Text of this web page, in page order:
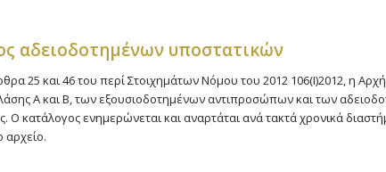
αδειοδοτημένων υποστατικών
25 και 46 του περί Στοιχημάτων Νόμου του 2012 106(Ι)2012, η
Α και Β, των εξουσιοδοτημένων αντιπροσώπων και των
Ο κατάλογος ενημερώνεται και αναρτάται ανά τακτά χρονικά
αρχείο.